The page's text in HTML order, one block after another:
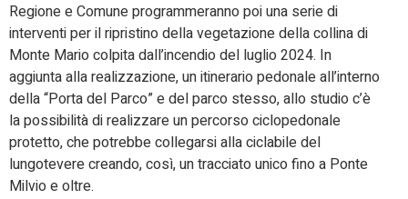
Regione e Comune programmeranno poi una serie di
interventi per il ripristino della vegetazione della collina di
Monte Mario colpita dall’incendio del luglio 2024. In
aggiunta alla realizzazione, un itinerario pedonale all’interno
della “Porta del Parco” e del parco stesso, allo studio c’è
la possibilità di realizzare un percorso ciclopedonale
protetto, che potrebbe collegarsi alla ciclabile del
lungotevere creando, così, un tracciato unico fino a Ponte
Milvio e oltre.